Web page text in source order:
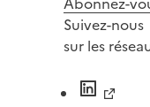
Suivez-nous
sur les